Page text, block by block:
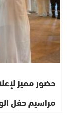
حضور مميز
مراسيم حفل